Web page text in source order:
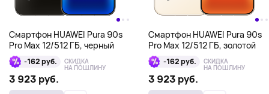
Смартфон HUAWEI Pura 90s
Pro Max 12/512 ГБ, черный
-162 руб. СКИДКА
НА ПОШЛИНУ
3 923 руб.
Смартфон HUAWEI Pura 90s
Pro Max 12/512 ГБ, золотой
-162 руб. СКИДКА
НА ПОШЛИНУ
3 923 руб.